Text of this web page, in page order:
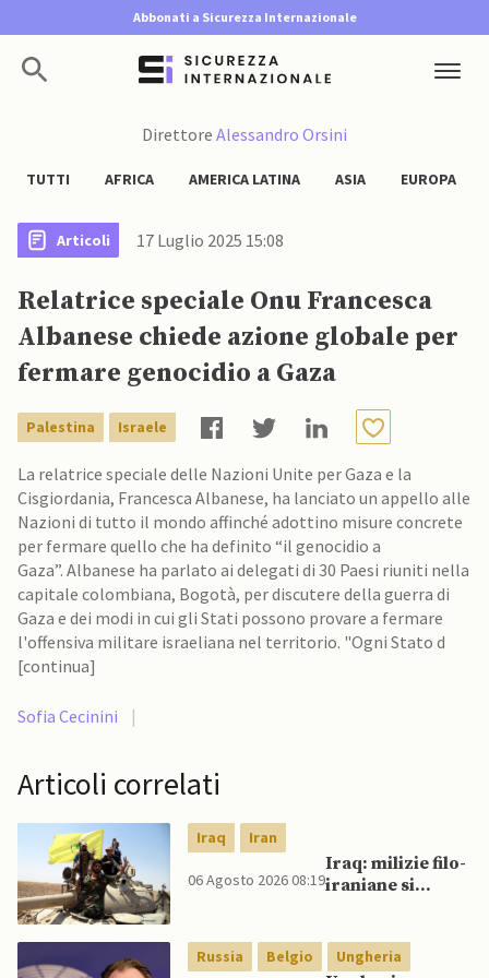
Abbonati a Sicurezza Internazionale
Direttore Alessandro Orsini
TUTTI AFRICA AMERICA LATINA ASIA EUROPA
Articoli 17 Luglio 2025 15:08
Relatrice speciale Onu Francesca
Albanese chiede azione globale per
fermare genocidio a Gaza
Palestina Israele
La relatrice speciale delle Nazioni Unite per Gaza e la
Cisgiordania, Francesca Albanese, ha lanciato un appello alle
Nazioni di tutto il mondo affinché adottino misure concrete
per fermare quello che ha definito “il genocidio a
Gaza”. Albanese ha parlato ai delegati di 30 Paesi riuniti nella
capitale colombiana, Bogotà, per discutere della guerra di
Gaza e dei modi in cui gli Stati possono provare a fermare
l'offensiva militare israeliana nel territorio. "Ogni Stato d
[continua]
Sofia Cecinini |
Articoli correlati
Iraq Iran
06 Agosto 2026 08:19
Iraq: milizie filo-
iraniane si
si avvicina
scadenza di fine
Russia Belgio Ungheria